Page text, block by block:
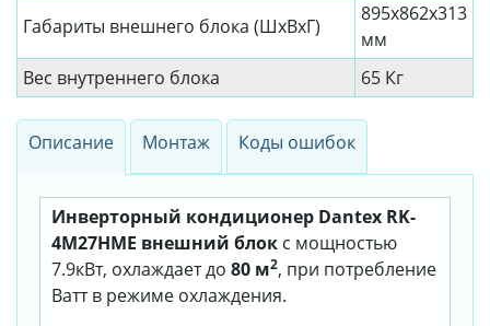
Габариты внешнего блока (ШхВхГ)
895x862x313
мм
Вес внутреннего блока
65 Кг
Описание Монтаж Коды ошибок
Инверторный кондиционер Dantex RK-
4M27HME внешний блок с мощностью
7.9кВт, охлаждает до 80 м2, при потребление
Ватт в режиме охлаждения.